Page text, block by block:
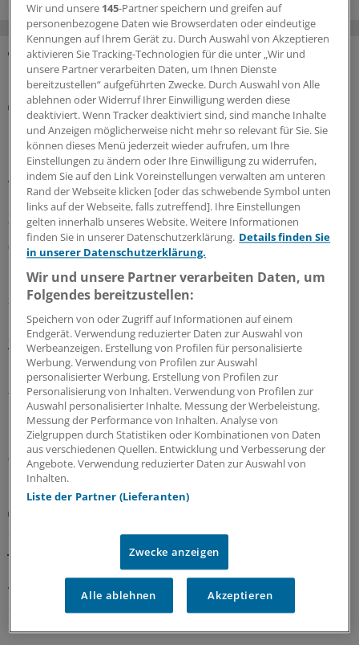
MEHR ZUM THEMA
Notfallversorgung
Neuer Bereitschaftsdienst in Nordrhein ist ein
Erfolgsmodell
In nur zwölf Stunden waren die 6.000 Fahrdienste
vergeben: Der neu strukturierte ärztliche
Bereitschaftsdienst in Nordrhein wird gut angenommen.
Zuständig sind spezielle Kooperationsmediziner.
07.08.2026
Sparpaket sorgt für Unsicherheit
Praxisbesonderheiten in Zeiten des GKV-
Spargesetzes: Klarheit soll es in der kommenden
Woche geben
Ein Passus des Beitragssatzstabilisierungsgesetz sorgt
für Unruhe unter Ärztinnen und Ärzten. Stehen die
Praxisbesonderheiten auf der Kippe? Oder eher doch
nicht? Kassenärzte und Krankenkassen verhandeln.
06.08.2026
Sparliste der KBV: So hoch könnten die Verluste
Die Kassenärztliche Bundesvereinigung hat eine Liste
vorgelegt, in der sie die möglichen finanziellen Folgen
des GKV-Spargesetzes pro Ärztin bzw. Arzt auflistet. Die
Wir und unsere 145-Partner speichern und greifen auf
personenbezogene Daten wie Browserdaten oder eindeutige
Kennungen auf Ihrem Gerät zu. Durch Auswahl von Akzeptieren
aktivieren Sie Tracking-Technologien für die unter „Wir und
unsere Partner verarbeiten Daten, um Ihnen Dienste
bereitzustellen“ aufgeführten Zwecke. Durch Auswahl von Alle
ablehnen oder Widerruf Ihrer Einwilligung werden diese
deaktiviert. Wenn Tracker deaktiviert sind, sind manche Inhalte
und Anzeigen möglicherweise nicht mehr so relevant für Sie. Sie
können dieses Menü jederzeit wieder aufrufen, um Ihre
Einstellungen zu ändern oder Ihre Einwilligung zu widerrufen,
indem Sie auf den Link Voreinstellungen verwalten am unteren
Rand der Webseite klicken [oder das schwebende Symbol unten
links auf der Webseite, falls zutreffend]. Ihre Einstellungen
gelten innerhalb unseres Website. Weitere Informationen
finden Sie in unserer Datenschutzerklärung. Details finden Sie
in unserer Datenschutzerklärung.
Wir und unsere Partner verarbeiten Daten, um
Folgendes bereitzustellen:
Speichern von oder Zugriff auf Informationen auf einem
Endgerät. Verwendung reduzierter Daten zur Auswahl von
Werbeanzeigen. Erstellung von Profilen für personalisierte
Werbung. Verwendung von Profilen zur Auswahl
personalisierter Werbung. Erstellung von Profilen zur
Personalisierung von Inhalten. Verwendung von Profilen zur
Auswahl personalisierter Inhalte. Messung der Werbeleistung.
Messung der Performance von Inhalten. Analyse von
Zielgruppen durch Statistiken oder Kombinationen von Daten
aus verschiedenen Quellen. Entwicklung und Verbesserung der
Angebote. Verwendung reduzierter Daten zur Auswahl von
Inhalten.
Liste der Partner (Lieferanten)
Zwecke anzeigen
Alle ablehnen Akzeptieren